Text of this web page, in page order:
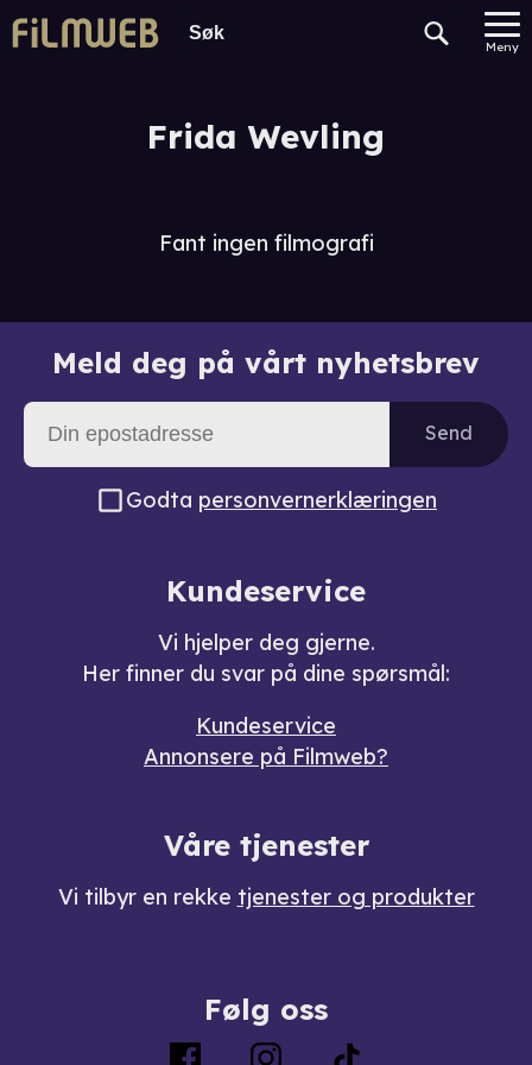
Meny
Frida Wevling
Fant ingen filmografi
Meld deg på vårt nyhetsbrev
Send
Godta personvernerklæringen
Kundeservice
Vi hjelper deg gjerne.
Her finner du svar på dine spørsmål:
Kundeservice
Annonsere på Filmweb?
Våre tjenester
Vi tilbyr en rekke tjenester og produkter
Følg oss